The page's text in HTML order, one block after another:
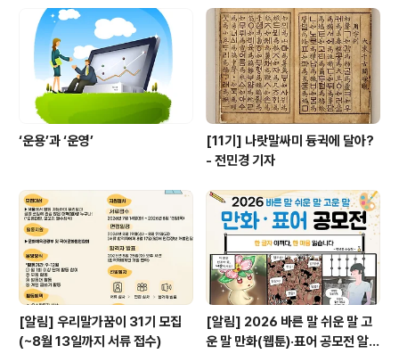
‘운용’과 ‘운영’
[11기] 나랏말싸미 듕귁에 달아?
- 전민경 기자
[알림] 우리말가꿈이 31기 모집
(~8월 13일까지 서류 접수)
[알림] 2026 바른 말 쉬운 말 고
운 말 만화(웹툰)·표어 공모전 알림